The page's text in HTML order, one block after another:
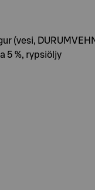
(vesi,
5 %, rypsiöljy